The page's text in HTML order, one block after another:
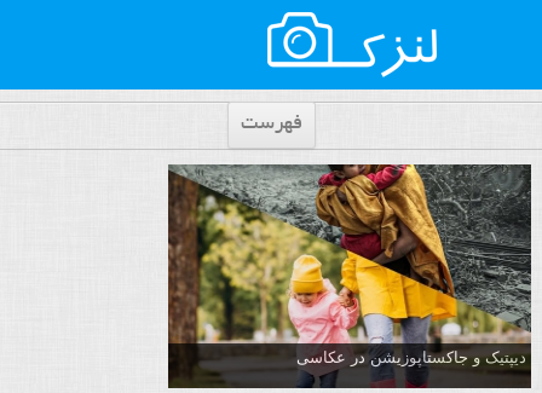
فهرست
دیپتیک و جاکستا‌پوزیشن در عکاسی